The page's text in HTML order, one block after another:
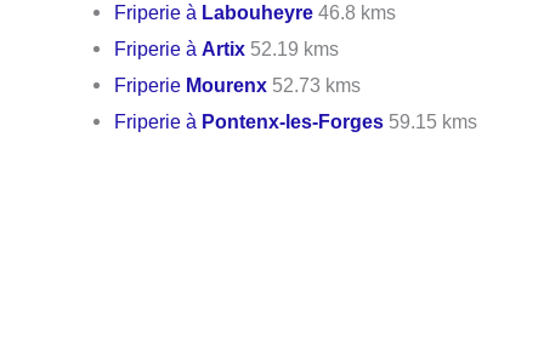
Friperie à Labouheyre 46.8 kms
Friperie àArtix 52.19 kms
Friperie Mourenx 52.73 kms
Friperie à Pontenx-les-Forges 59.15 kms